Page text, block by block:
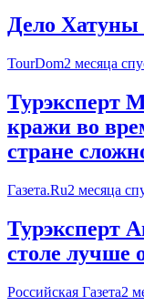
Дело Хатуны
TourDom2 месяца
Турэксперт
кражи во
стране
Газета.Ru2 месяца
Турэксперт
столе лучше
Российская Газета2